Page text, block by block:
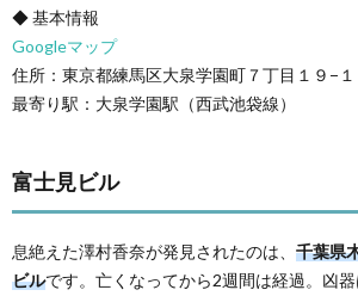
◆ 基本情報
Googleマップ
住所：東京都練馬区大泉学園町７丁目１９−１
最寄り駅：大泉学園駅（西武池袋線）
富士見ビル
息絶えた澤村香奈が発見されたのは、 千葉県
ビルです。亡くなってから2週間は経過。凶